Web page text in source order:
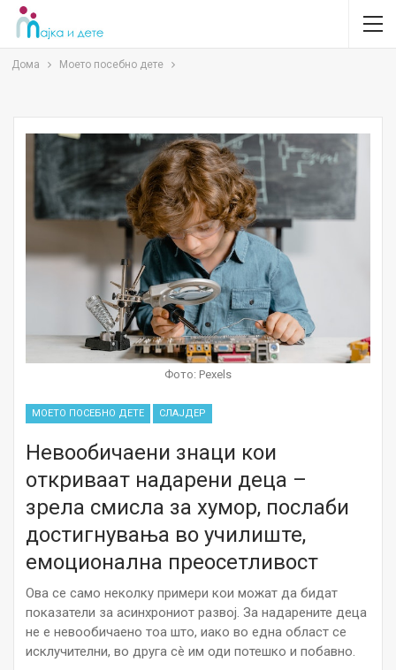
Дома Моето посебно дете
Фото: Pexels
МОЕТО ПОСЕБНО ДЕТЕ СЛАЈДЕР
Невообичаени знаци кои
откриваат надарени деца –
зрела смисла за хумор, послаби
достигнувања во училиште,
емоционална преосетливост
Ова се само неколку примери кои можат да бидат
показатели за асинхрониот развој. За надарените деца
не е невообичаено тоа што, иако во една област се
исклучителни, во друга сè им оди потешко и побавно.